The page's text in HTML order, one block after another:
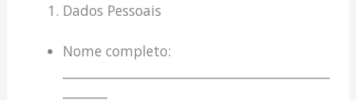
Dados Pessoais
Nome completo: